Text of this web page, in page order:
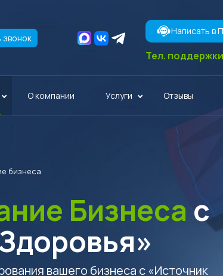
звонок
Написать в
Тел.
О компании Услуги Отзывы
бизнеса
Бизнеса с
вашего бизнеса с «Источник